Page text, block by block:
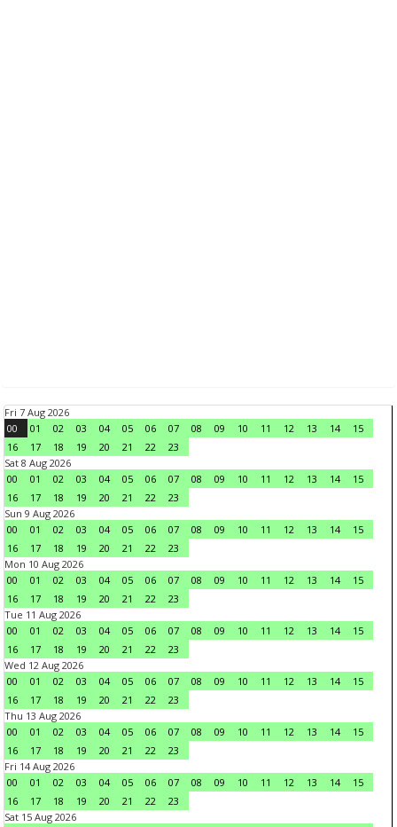
Fri 7 Aug 2026
00
01 02 03 04 05 06 07 08 09 10 11 12 13 14
15
16
17 18 19 20 21 22
23
Sat 8 Aug 2026
00
01 02 03 04 05 06 07 08 09 10 11 12 13 14
15
16
17 18 19 20 21 22
23
Sun 9 Aug 2026
00
01 02 03 04 05 06 07 08 09 10 11 12 13 14
15
16
17 18 19 20 21 22
23
Mon 10 Aug 2026
00
01 02 03 04 05 06 07 08 09 10 11 12 13 14
15
16
17 18 19 20 21 22
23
Tue 11 Aug 2026
00
01 02 03 04 05 06 07 08 09 10 11 12 13 14
15
16
17 18 19 20 21 22
23
Wed 12 Aug 2026
00
01 02 03 04 05 06 07 08 09 10 11 12 13 14
15
16
17 18 19 20 21 22
23
Thu 13 Aug 2026
00
01 02 03 04 05 06 07 08 09 10 11 12 13 14
15
16
17 18 19 20 21 22
23
Fri 14 Aug 2026
00
01 02 03 04 05 06 07 08 09 10 11 12 13 14
15
16
17 18 19 20 21 22
23
Sat 15 Aug 2026